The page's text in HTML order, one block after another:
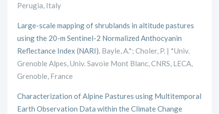
Perugia, Italy
Large-scale mapping of shrublands in altitude pastures
using the 20-m Sentinel-2 Normalized Anthocyanin
Reflectance Index (NARI). Bayle, A.*; Choler, P. | *Univ.
Grenoble Alpes, Univ. Savoie Mont Blanc, CNRS, LECA,
Grenoble, France
Characterization of Alpine Pastures using Multitemporal
Earth Observation Data within the Climate Change